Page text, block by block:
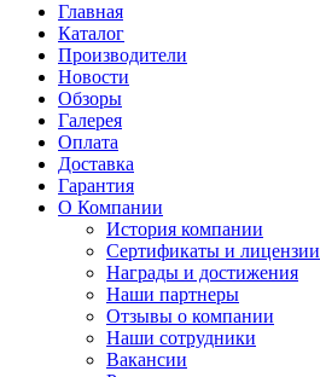
Главная
Каталог
Производители
Новости
Обзоры
Галерея
Оплата
Доставка
Гарантия
О Компании
История компании
Сертификаты и лицензии
Награды и достижения
Наши партнеры
Отзывы о компании
Наши сотрудники
Вакансии